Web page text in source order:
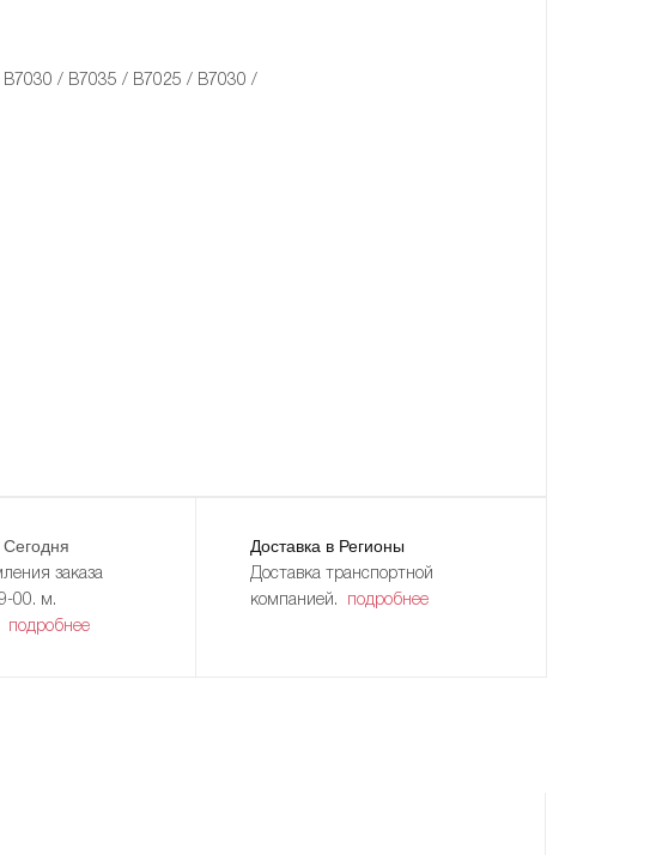
B7030 / B7035 / B7025 / B7030 /
Сегодня
заказа
00. м.
подробнее
Доставка в Регионы
Доставка транспортной
компанией. подробнее